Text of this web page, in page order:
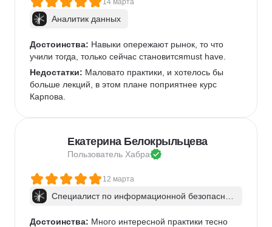
14 марта
Аналитик данных
Достоинства: Навыки опережают рынок, то что
учили тогда, только сейчас становитсяmust have.
Недостатки: Маловато практики, и хотелось бы
больше лекций, в этом плане поприятнее курс
Карпова.
Екатерина Белокрыльцева
Пользователь Хабра
12 марта
Специалист по информационной безопаснос
Достоинства: Много интересной практики тесно